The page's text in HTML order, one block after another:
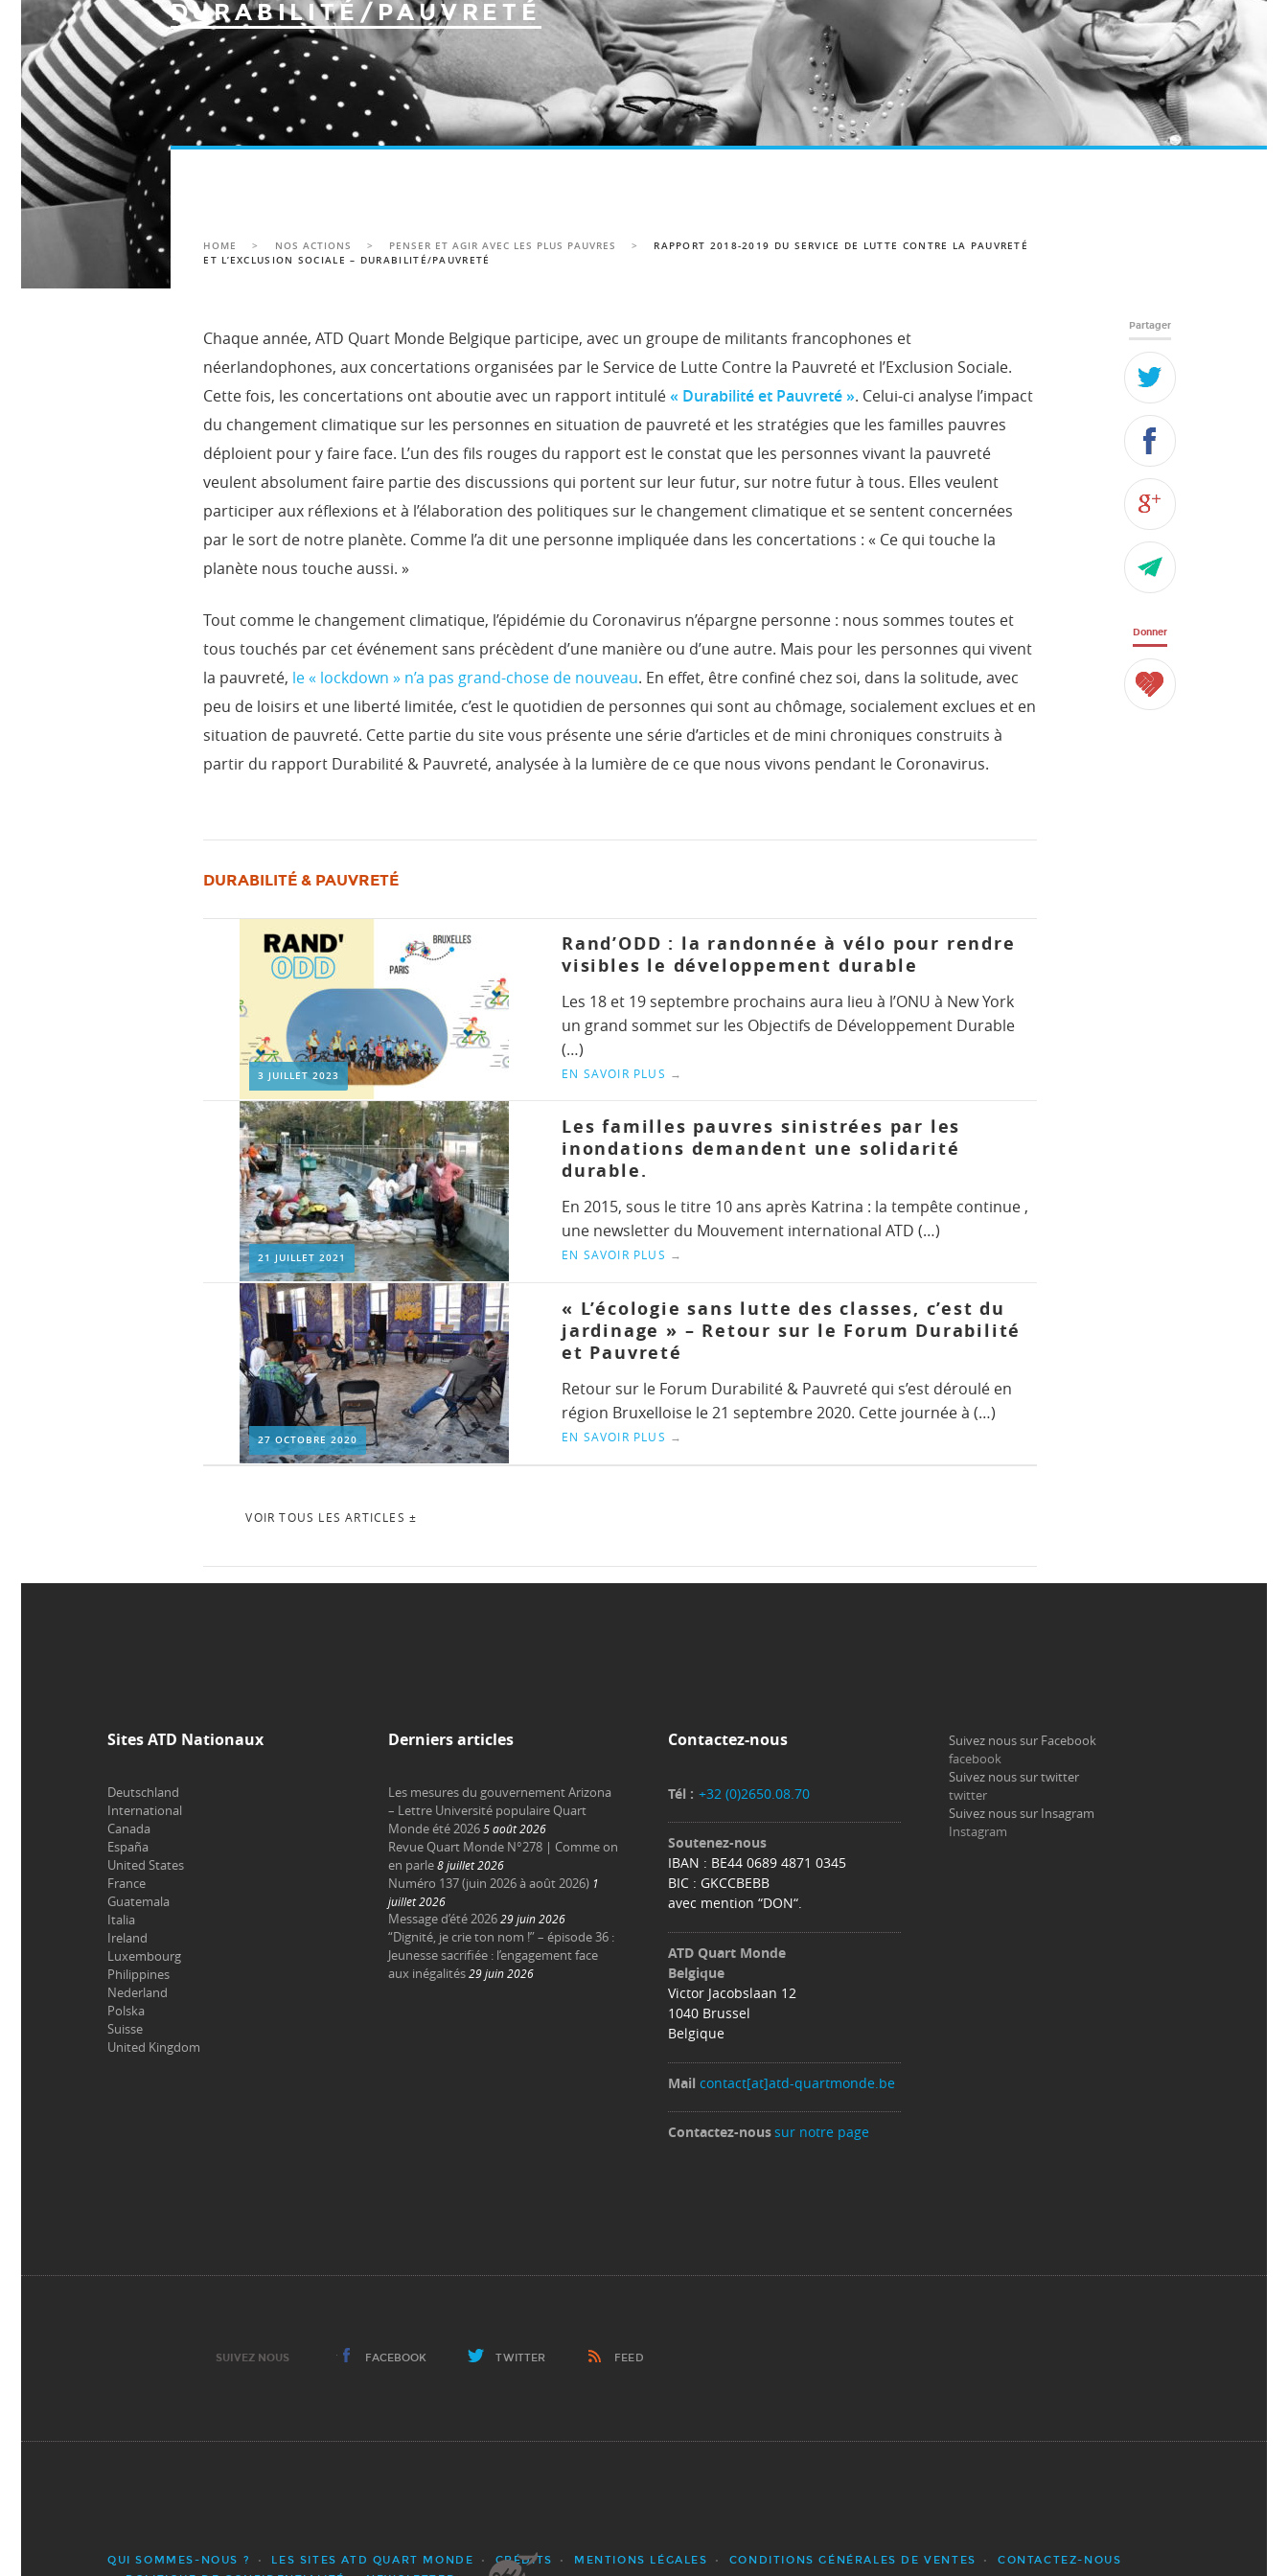
DURABILITÉ/PAUVRETÉ
HOME > NOS ACTIONS > PENSER ET AGIR AVEC LES PLUS PAUVRES >
RAPPORT 2018-2019 DU SERVICE DE LUTTE CONTRE LA PAUVRETÉ
ET L’EXCLUSION SOCIALE – DURABILITÉ/PAUVRETÉ
Chaque année, ATD Quart Monde Belgique participe, avec un groupe de militants francophones et
néerlandophones, aux concertations organisées par le Service de Lutte Contre la Pauvreté et l’Exclusion Sociale.
Cette fois, les concertations ont aboutie avec un rapport intitulé« Durabilité et Pauvreté ». Celui-ci analyse l’impact
du changement climatique sur les personnes en situation de pauvreté et les stratégies que les familles pauvres
déploient pour y faire face. L’un des fils rouges du rapport est le constat que les personnes vivant la pauvreté
veulent absolument faire partie des discussions qui portent sur leur futur, sur notre futur à tous. Elles veulent
participer aux réflexions et à l’élaboration des politiques sur le changement climatique et se sentent concernées
par le sort de notre planète. Comme l’a dit une personne impliquée dans les concertations : « Ce qui touche la
planète nous touche aussi. »
Tout comme le changement climatique, l’épidémie du Coronavirus n’épargne personne : nous sommes toutes et
tous touchés par cet événement sans précèdent d’une manière ou d’une autre. Mais pour les personnes qui vivent
la pauvreté, le « lockdown » n’a pas grand-chose de nouveau. En effet, être confiné chez soi, dans la solitude, avec
peu de loisirs et une liberté limitée, c’est le quotidien de personnes qui sont au chômage, socialement exclues et en
situation de pauvreté. Cette partie du site vous présente une série d’articles et de mini chroniques construits à
partir du rapport Durabilité & Pauvreté, analysée à la lumière de ce que nous vivons pendant le Coronavirus.
DURABILITÉ & PAUVRETÉ
3 JUILLET 2023
Rand’ODD : la randonnée à vélo pour rendre
visibles le développement durable
Les 18 et 19 septembre prochains aura lieu à l’ONU à New York
un grand sommet sur les Objectifs de Développement Durable
(…)
EN SAVOIR PLUS →
21 JUILLET 2021
Les familles pauvres sinistrées par les
inondations demandent une solidarité
durable.
En 2015, sous le titre 10 ans après Katrina : la tempête continue ,
une newsletter du Mouvement international ATD (…)
EN SAVOIR PLUS →
27 OCTOBRE 2020
« L’écologie sans lutte des classes, c’est du
jardinage » – Retour sur le Forum Durabilité
et Pauvreté
Retour sur le Forum Durabilité & Pauvreté qui s’est déroulé en
région Bruxelloise le 21 septembre 2020. Cette journée à (…)
EN SAVOIR PLUS →
VOIR TOUS LES ARTICLES ±
Partager
Donner
Sites ATD Nationaux
Deutschland
International
Canada
España
United States
France
Guatemala
Italia
Ireland
Luxembourg
Philippines
Nederland
Polska
Suisse
United Kingdom
Derniers articles
Les mesures du gouvernement Arizona
– Lettre Université populaire Quart
Monde été 2026 5 août 2026
Revue Quart Monde N°278 | Comme on
en parle 8 juillet 2026
Numéro 137 (juin 2026 à août 2026) 1
juillet 2026
Message d’été 2026 29 juin 2026
“Dignité, je crie ton nom !” – épisode 36 :
Jeunesse sacrifiée : l’engagement face
aux inégalités 29 juin 2026
Contactez-nous
Tél : +32 (0)2650.08.70
Soutenez-nous
IBAN : BE44 0689 4871 0345
BIC : GKCCBEBB
avec mention “DON“.
ATD Quart Monde
Belgique
Victor Jacobslaan 12
1040 Brussel
Belgique
Mail contact[at]atd-quartmonde.be
Contactez-noussur notre page
Suivez nous sur Facebook
facebook
Suivez nous sur twitter
twitter
Suivez nous sur Insagram
Instagram
SUIVEZ NOUS FACEBOOK TWITTER FEED
QUI SOMMES-NOUS ? LES SITES ATD QUART MONDE CRÉDITS MENTIONS LÉGALES CONDITIONS GÉNÉRALES DE VENTES
CONTACTEZ-NOUS